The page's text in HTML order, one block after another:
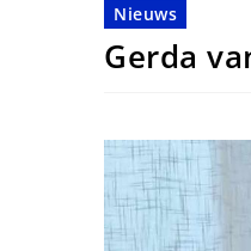
Nieuws
Gerda